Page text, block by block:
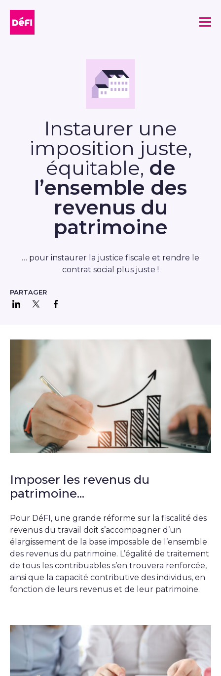
Instaurer une
imposition juste,
équitable, de
l’ensemble des
revenus du
patrimoine
… pour instaurer la justice fiscale et rendre le
contrat social plus juste !
PARTAGER
Partager sur LinkedIn
Partager sur Twitter
Imposer les revenus du
patrimoine...
Pour DéFI, une grande réforme sur la fiscalité des
revenus du travail doit s’accompagner d’un
élargissement de la base imposable de l’ensemble
des revenus du patrimoine. L’égalité de traitement
de tous les contribuables s’en trouvera renforcée,
ainsi que la capacité contributive des individus, en
fonction de leurs revenus et de leur patrimoine.